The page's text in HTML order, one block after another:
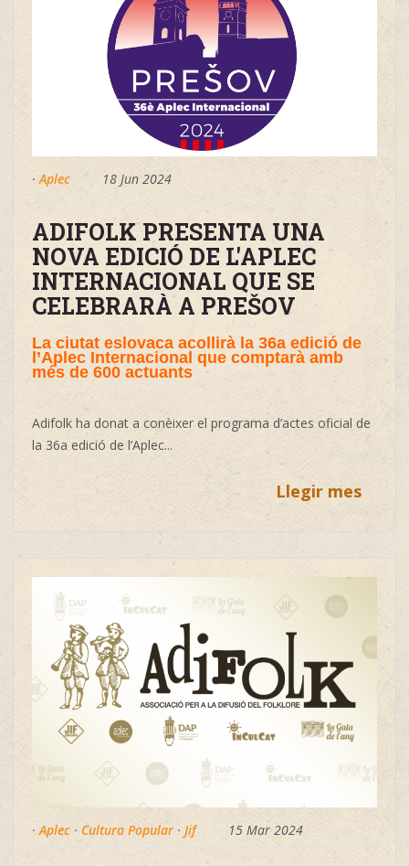
·Aplec 18 Jun 2024
ADIFOLK PRESENTA UNA
NOVA EDICIÓ DE L'APLEC
INTERNACIONAL QUE SE
CELEBRARÀ A PREŠOV
La ciutat eslovaca acollirà la 36a edició de
l’Aplec Internacional que comptarà amb
més de 600 actuants
Adifolk ha donat a conèixer el programa d’actes oficial de
la 36a edició de l’Aplec...
Llegir mes
· Aplec · Cultura Popular · Jif 15 Mar 2024